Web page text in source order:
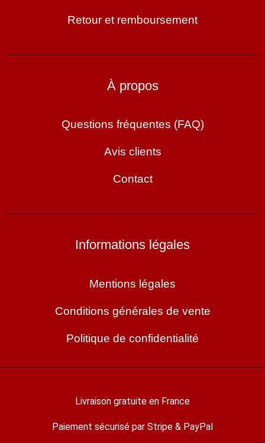
Retour et remboursement
À propos
Questions fréquentes (FAQ)
Avis clients
Contact
Informations légales
Mentions légales
Conditions générales de vente
Politique de confidentialité
Livraison gratuite en France
Paiement sécurisé par Stripe & PayPal